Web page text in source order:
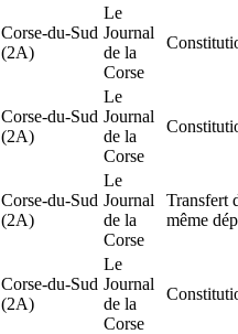
Corse-du-Sud
(2A)
Le
Journal
de la
Corse
Corse-du-Sud
(2A)
Le
Journal
de la
Corse
Corse-du-Sud
(2A)
Le
Journal
de la
Corse
Transfert
même
Corse-du-Sud
(2A)
Le
Journal
de la
Corse